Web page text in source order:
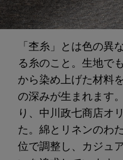
「杢糸」とは色の異
る糸のこと。生地で
から染め上げた材料
の深みが生まれます
り、中川政七商店オ
た。綿とリネンのわ
位で調整し、カジュ